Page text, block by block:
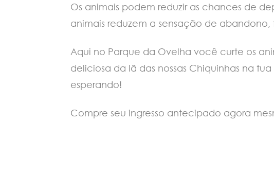
Os animais podem reduzir as chances de
animais reduzem a sensação de
Aqui no Parque da Ovelha você curte os
deliciosa da lã das nossas Chiquinhas na
esperando!
Compre seu ingresso antecipado agora